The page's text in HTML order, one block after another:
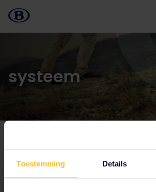
Toestemming Details
systeem
Tot onze partners